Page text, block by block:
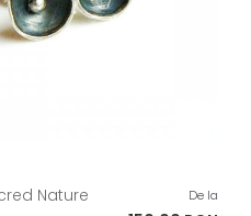
Nature De la